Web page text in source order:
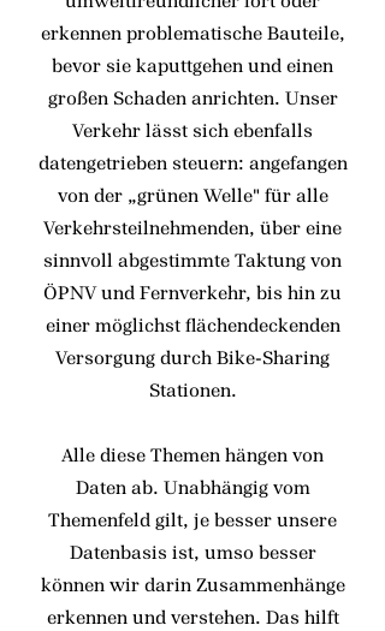
erkennen problematische Bauteile,
bevor sie kaputtgehen und einen
großen Schaden anrichten. Unser
Verkehr lässt sich ebenfalls
datengetrieben steuern: angefangen
von der „grünen Welle" für alle
Verkehrsteilnehmenden, über eine
sinnvoll abgestimmte Taktung von
ÖPNV und Fernverkehr, bis hin zu
einer möglichst flächendeckenden
Versorgung durch Bike-Sharing
Stationen.
Alle diese Themen hängen von
Daten ab. Unabhängig vom
Themenfeld gilt, je besser unsere
Datenbasis ist, umso besser
können wir darin Zusammenhänge
erkennen und verstehen. Das hilft